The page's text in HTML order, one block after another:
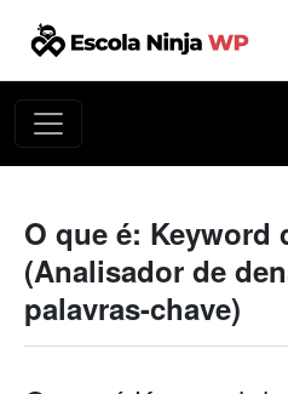
O que é: Keyword
(Analisador de
palavras-chave)